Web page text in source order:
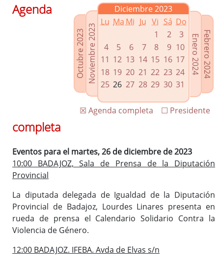
Grupos Políticos
Enlaces relacionados
Agenda de Presidencia
Plenos provinciales y Juntas de gobierno
Oficina de Proyectos Europeos
Octubre 2023Noviembre 2023
Diciembre 2023
Lu Ma Mi Ju Vi Sá Do
1
2
3
4
5 6 7 8 9 10
11 12 13 14 15 16 17
18 19 20 21 22 23 24
25 26 27 28 29 30 31
Febrero 2024
Enero 2024
☐ Presidente
☒ Agenda completa
Agenda
completa
Eventos para el martes, 26 de diciembre de 2023
10:00 BADAJOZ, Sala de Prensa de la Diputación
Provincial
La diputada delegada de Igualdad de la Diputación
Provincial de Badajoz, Lourdes Linares presenta en
rueda de prensa el Calendario Solidario Contra la
Violencia de Género.
12:00 BADAJOZ. IFEBA. Avda de Elvas s/n